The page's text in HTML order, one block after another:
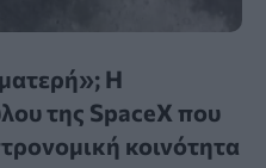
Η
της SpaceX που
κοινότητα